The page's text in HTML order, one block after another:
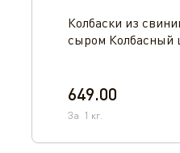
Колбаски из
сыром Колбасный
649.00
За 1 кг.